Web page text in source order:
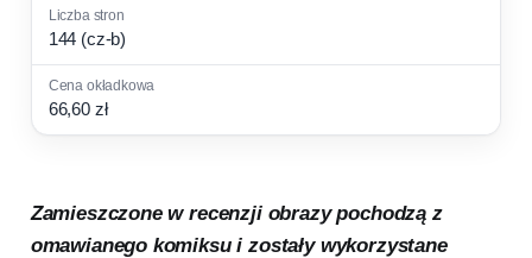
144 (cz-b)
66,60 zł
Zamieszczone w recenzji obrazy pochodzą z
omawianego komiksu i zostały wykorzystane